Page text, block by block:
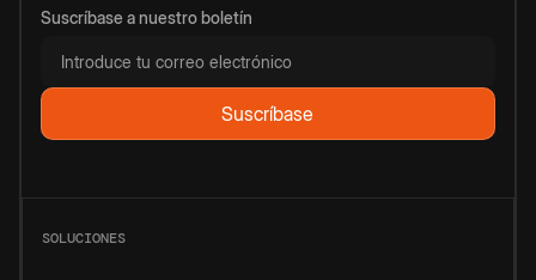
Suscríbase a nuestro boletín
SOLUCIONES